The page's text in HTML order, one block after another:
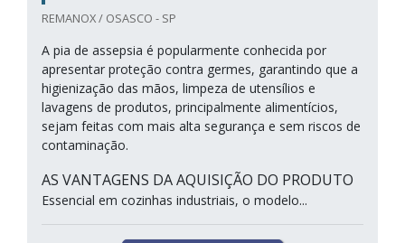
REMANOX / OSASCO - SP
A pia de assepsia é popularmente conhecida por
apresentar proteção contra germes, garantindo que a
higienização das mãos, limpeza de utensílios e
lavagens de produtos, principalmente alimentícios,
sejam feitas com mais alta segurança e sem riscos de
contaminação.
AS VANTAGENS DA AQUISIÇÃO DO PRODUTO
Essencial em cozinhas industriais, o modelo...